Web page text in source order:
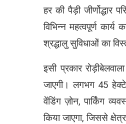
हर की पैड़ी
विभिन्न महत्वपूर्ण कार्य
श्रद्धालु सुविधाओं का
इसी प्रकार
जाएगी। लगभग 45
वेंडिंग ज़ोन, पार्किंग
किया जाएगा, जिससे